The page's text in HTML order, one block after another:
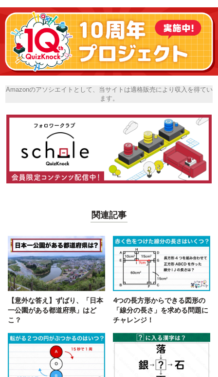
Amazonのアソシエイトとして、当サイトは適格販売により収入を得てい
ます。
関連記事
【意外な答え】ずばり、「日本
一公園がある都道府県」はど
こ？
4つの長方形からできる図形の
「線分の長さ」を求める問題に
チャレンジ！